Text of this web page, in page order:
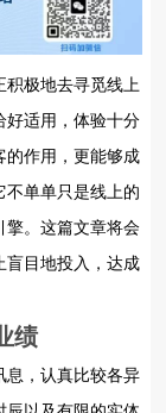
积极地去寻觅线上
好适用，体验十分
的作用，更能够成
不单单只是线上的
擎。这篇文章将会
盲目地投入，达成
绩
息，认真比较各异